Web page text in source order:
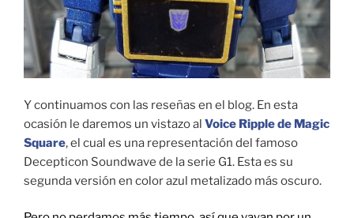
Y continuamos con las reseñas en el blog. En esta
ocasión le daremos un vistazo al Voice Ripple de Magic
Square, el cual es una representación del famoso
Decepticon Soundwave de la serie G1. Esta es su
segunda versión en color azul metalizado más oscuro.